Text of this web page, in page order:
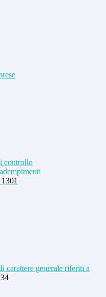
controllo
1301
carattere generale riferiti a
34